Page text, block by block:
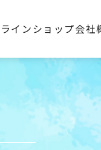
インショップ会社